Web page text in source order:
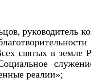
руководитель
святых в земле
реалии»;